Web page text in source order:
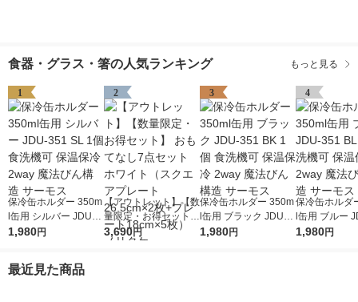
食器・グラス・箸の人気ランキング もっと見る
1
保冷缶ホルダー 350m
l缶用 シルバー JDU-3
51 SL 1個 食洗機可 保
1,980円
2
【アウトレット】【数
量限定・お得セット】
おもてなし7点セット
3,690円
3
保冷缶ホルダー 350m
l缶用 ブラック JDU-3
51 BK 1個 食洗機可
1,980円
4
保冷缶ホルダ
l缶用 ブルー
BL 1個 食洗
1,980円
最近見た商品